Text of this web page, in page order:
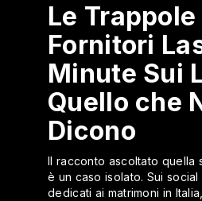
Le Trappole
Fornitori
Minute Sui
Quello che
Dicono
Il racconto ascoltato quella
è un caso isolato. Sui
dedicati ai matrimoni in